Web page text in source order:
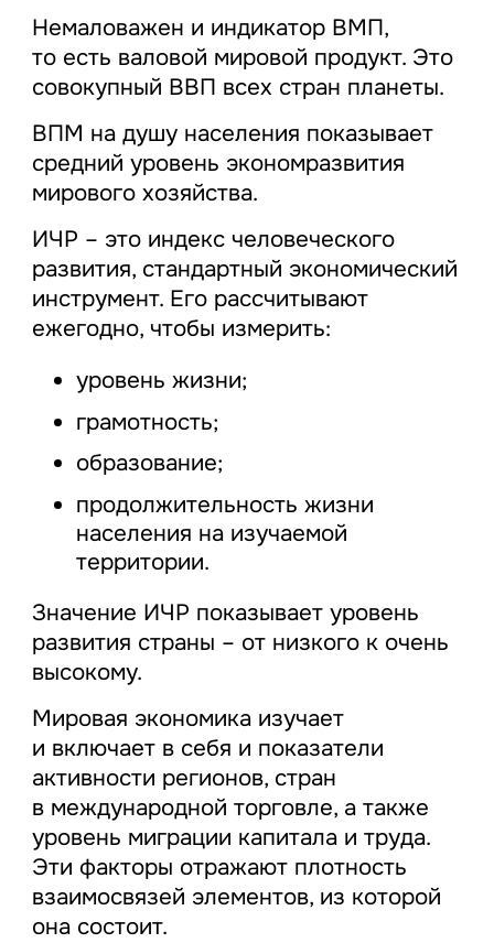
Немаловажен и индикатор ВМП,
то есть валовой мировой продукт. Это
совокупный ВВП всех стран планеты.
ВПМ на душу населения показывает
средний уровень экономразвития
мирового хозяйства.
ИЧР – это индекс человеческого
развития, стандартный экономический
инструмент. Его рассчитывают
ежегодно, чтобы измерить:
уровень жизни;
грамотность;
образование;
продолжительность жизни
населения на изучаемой
территории.
Значение ИЧР показывает уровень
развития страны – от низкого к очень
высокому.
Мировая экономика изучает
и включает в себя и показатели
активности регионов, стран
в международной торговле, а также
уровень миграции капитала и труда.
Эти факторы отражают плотность
взаимосвязей элементов, из которой
она состоит.